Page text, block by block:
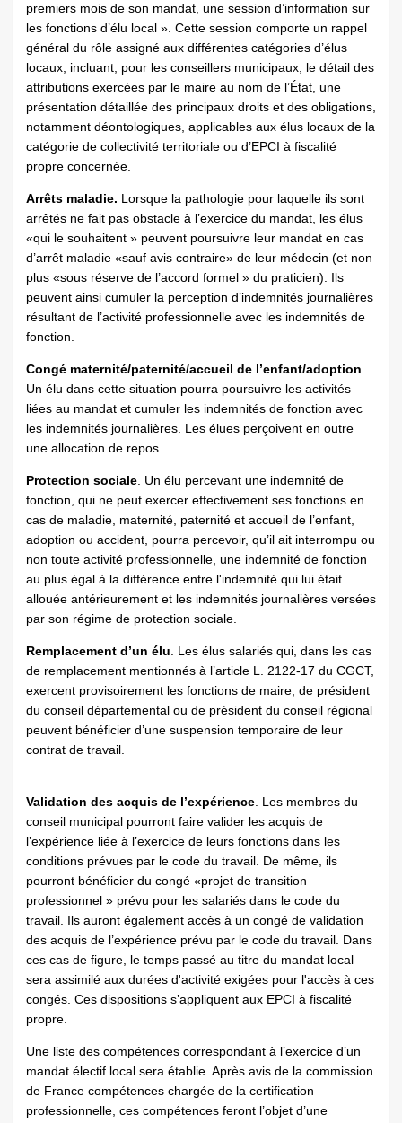
premiers mois de son mandat, une session d’information sur
les fonctions d’élu local ». Cette session comporte un rappel
général du rôle assigné aux différentes catégories d’élus
locaux, incluant, pour les conseillers municipaux, le détail des
attributions exercées par le maire au nom de l’État, une
présentation détaillée des principaux droits et des obligations,
notamment déontologiques, applicables aux élus locaux de la
catégorie de collectivité territoriale ou d’EPCI à fiscalité
propre concernée.
Arrêts maladie. Lorsque la pathologie pour laquelle ils sont
arrêtés ne fait pas obstacle à l’exercice du mandat, les élus
«qui le souhaitent » peuvent poursuivre leur mandat en cas
d’arrêt maladie «sauf avis contraire» de leur médecin (et non
plus «sous réserve de l’accord formel » du praticien). Ils
peuvent ainsi cumuler la perception d’indemnités journalières
résultant de l’activité professionnelle avec les indemnités de
fonction.
Congé maternité/paternité/accueil de l’enfant/adoption
Un élu dans cette situation pourra poursuivre les activités
liées au mandat et cumuler les indemnités de fonction avec
les indemnités journalières. Les élues perçoivent en outre
une allocation de repos.
Protection sociale . Un élu percevant une indemnité de
fonction, qui ne peut exercer effectivement ses fonctions en
cas de maladie, maternité, paternité et accueil de l’enfant,
adoption ou accident, pourra percevoir, qu’il ait interrompu ou
non toute activité professionnelle, une indemnité de fonction
au plus égal à la différence entre l'indemnité qui lui était
allouée antérieurement et les indemnités journalières versées
par son régime de protection sociale.
Remplacement d’un élu . Les élus salariés qui, dans les cas
de remplacement mentionnés à l’article L. 2122-17 du CGCT,
exercent provisoirement les fonctions de maire, de président
du conseil départemental ou de président du conseil régional
peuvent bénéficier d’une suspension temporaire de leur
contrat de travail.
Validation des acquis de l’expérience . Les membres du
conseil municipal pourront faire valider les acquis de
l’expérience liée à l’exercice de leurs fonctions dans les
conditions prévues par le code du travail. De même, ils
pourront bénéficier du congé «projet de transition
professionnel » prévu pour les salariés dans le code du
travail. Ils auront également accès à un congé de validation
des acquis de l’expérience prévu par le code du travail. Dans
ces cas de figure, le temps passé au titre du mandat local
sera assimilé aux durées d'activité exigées pour l'accès à ces
congés. Ces dispositions s’appliquent aux EPCI à fiscalité
propre.
Une liste des compétences correspondant à l’exercice d’un
mandat électif local sera établie. Après avis de la commission
de France compétences chargée de la certification
professionnelle, ces compétences feront l’objet d’une